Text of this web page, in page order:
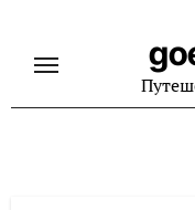
содержанию